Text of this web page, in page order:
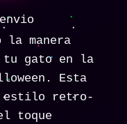
la manera
gato en la
Esta
estilo retro-
toque